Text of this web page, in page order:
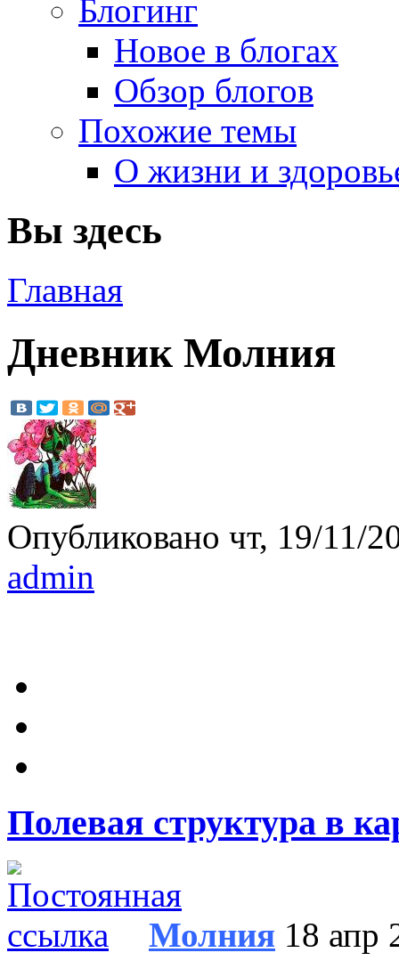
Блогинг
Новое в блогах
Обзор блогов
Похожие темы
О жизни и
Вы здесь
Главная
Дневник Молния
Опубликовано чт, 19/11/
admin
Полевая структура в
Молния 18 апр